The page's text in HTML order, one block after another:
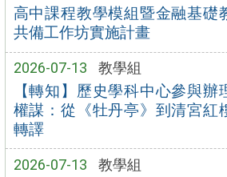
高中課程教學模組暨金融基礎
共備工作坊實施計畫
2026-07-13 教學組
【轉知】歷史學科中心參與辦
權謀：從《牡丹亭》到清宮紅
轉譯
2026-07-13 教學組